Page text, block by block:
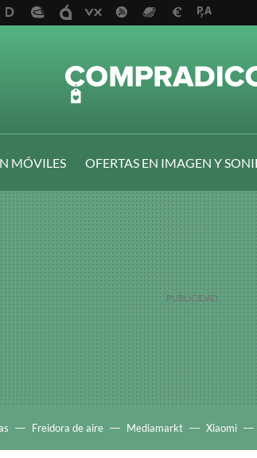
MÓVILES OFERTAS EN IMAGEN Y
Freidora de aire Mediamarkt Xiaomi